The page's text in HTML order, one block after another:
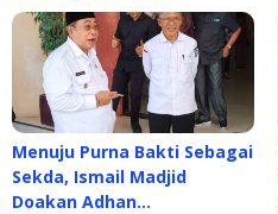
Menuju Purna Bakti Sebagai
Sekda, Ismail Madjid
Doakan Adhan…